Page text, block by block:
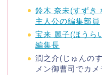
鈴木 奈未(すず
主人公の編集部員
宝来 麗子(ほう
編集長
潤之介(じゅん
メン御曹司でカメ